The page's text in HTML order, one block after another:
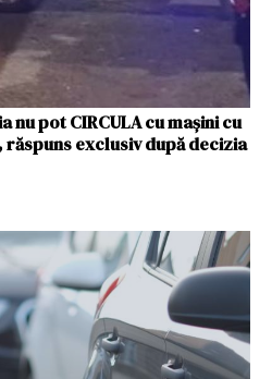
pot CIRCULA cu mașini cu
răspuns exclusiv după decizia